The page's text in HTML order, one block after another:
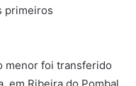
primeiros
menor foi transferido